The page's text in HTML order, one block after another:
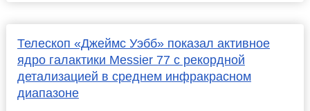
Телескоп «Джеймс Уэбб» показал активное
ядро галактики Messier 77 с рекордной
детализацией в среднем инфракрасном
диапазоне